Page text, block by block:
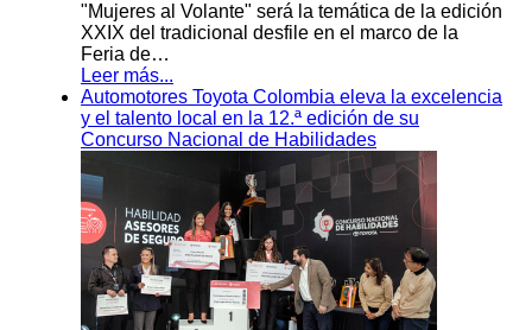
"Mujeres al Volante" será la temática de la edición
XXIX del tradicional desfile en el marco de la
Feria de…
Leer más...
Automotores Toyota Colombia eleva la excelencia
y el talento local en la 12.ª edición de su
Concurso Nacional de Habilidades